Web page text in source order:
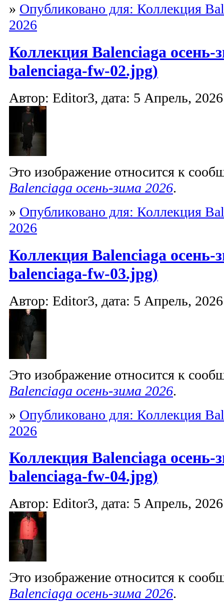
» Опубликовано для: Коллекция
2026
Коллекция Balenciaga осень-
balenciaga-fw-02.jpg)
Автор: Editor3, дата: 5 Апрель,
Это изображение относится к
Balenciaga осень-зима 2026.
» Опубликовано для: Коллекция
2026
Коллекция Balenciaga осень-
balenciaga-fw-03.jpg)
Автор: Editor3, дата: 5 Апрель,
Это изображение относится к
Balenciaga осень-зима 2026.
» Опубликовано для: Коллекция
2026
Коллекция Balenciaga осень-
balenciaga-fw-04.jpg)
Автор: Editor3, дата: 5 Апрель,
Это изображение относится к
Balenciaga осень-зима 2026.